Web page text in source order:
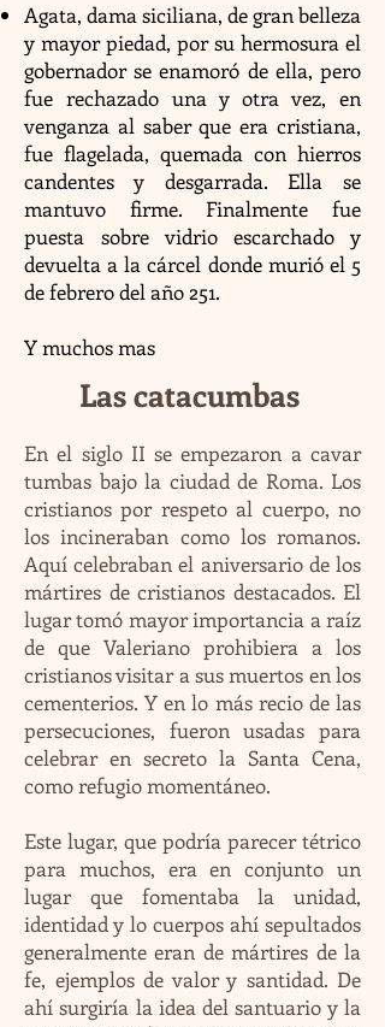
Agata, dama siciliana, de gran belleza
y mayor piedad, por su hermosura el
gobernador se enamoró de ella, pero
fue rechazado una y otra vez, en
venganza al saber que era cristiana,
fue flagelada, quemada con hierros
candentes y desgarrada. Ella se
mantuvo firme. Finalmente fue
puesta sobre vidrio escarchado y
devuelta a la cárcel donde murió el 5
de febrero del año 251.
Y muchos mas
Las catacumbas
En el siglo II se empezaron a cavar
tumbas bajo la ciudad de Roma. Los
cristianos por respeto al cuerpo, no
los incineraban como los romanos.
Aquí celebraban el aniversario de los
mártires de cristianos destacados. El
lugar tomó mayor importancia a raíz
de que Valeriano prohibiera a los
cristianos visitar a sus muertos en los
cementerios. Y en lo más recio de las
persecuciones, fueron usadas para
celebrar en secreto la Santa Cena,
como refugio momentáneo.
Este lugar, que podría parecer tétrico
para muchos, era en conjunto un
lugar que fomentaba la unidad,
identidad y lo cuerpos ahí sepultados
generalmente eran de mártires de la
fe, ejemplos de valor y santidad. De
ahí surgiría la idea del santuario y la